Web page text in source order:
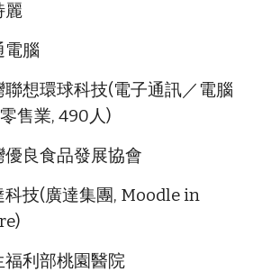
麗
電腦
聯想環球科技(電子通訊／電腦
售業, 490人)
優良食品發展協會
科技(廣達集團, Moodle in
福利部桃園醫院